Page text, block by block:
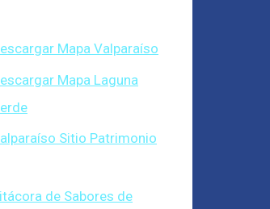
Mapa Valparaíso
Mapa Laguna
Sitio Patrimonio
de Sabores de